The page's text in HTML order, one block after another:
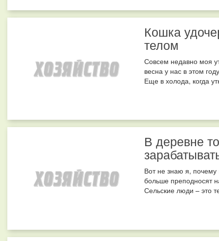
Кошка
телом
Совсем недавно моя
весна у нас в этом
Еще в холода, когда
В деревне
Вот не знаю я,
больше преподносят
Сельские люди – это